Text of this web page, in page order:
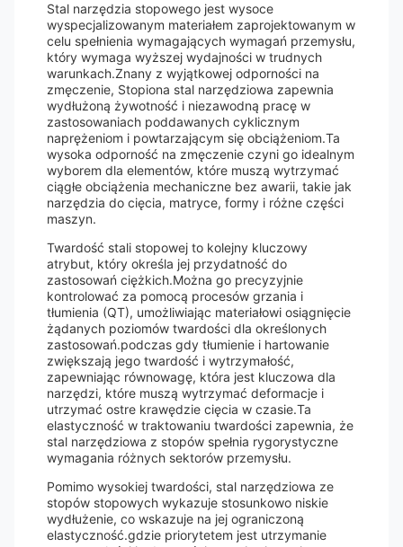
Stal narzędzia stopowego jest wysoce
wyspecjalizowanym materiałem zaprojektowanym w
celu spełnienia wymagających wymagań przemysłu,
który wymaga wyższej wydajności w trudnych
warunkach.Znany z wyjątkowej odporności na
zmęczenie, Stopiona stal narzędziowa zapewnia
wydłużoną żywotność i niezawodną pracę w
zastosowaniach poddawanych cyklicznym
naprężeniom i powtarzającym się obciążeniom.Ta
wysoka odporność na zmęczenie czyni go idealnym
wyborem dla elementów, które muszą wytrzymać
ciągłe obciążenia mechaniczne bez awarii, takie jak
narzędzia do cięcia, matryce, formy i różne części
maszyn.
Twardość stali stopowej to kolejny kluczowy
atrybut, który określa jej przydatność do
zastosowań ciężkich.Można go precyzyjnie
kontrolować za pomocą procesów grzania i
tłumienia (QT), umożliwiając materiałowi osiągnięcie
żądanych poziomów twardości dla określonych
zastosowań.podczas gdy tłumienie i hartowanie
zwiększają jego twardość i wytrzymałość,
zapewniając równowagę, która jest kluczowa dla
narzędzi, które muszą wytrzymać deformacje i
utrzymać ostre krawędzie cięcia w czasie.Ta
elastyczność w traktowaniu twardości zapewnia, że
stal narzędziowa z stopów spełnia rygorystyczne
wymagania różnych sektorów przemysłu.
Pomimo wysokiej twardości, stal narzędziowa ze
stopów stopowych wykazuje stosunkowo niskie
wydłużenie, co wskazuje na jej ograniczoną
elastyczność.gdzie priorytetem jest utrzymanie